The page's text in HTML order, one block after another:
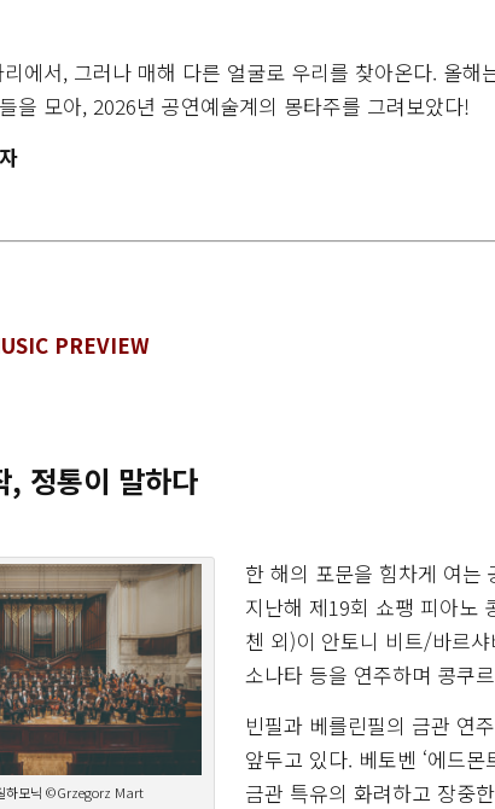
에서, 그러나 매해 다른 얼굴로 우리를 찾아온다. 올해
을 모아, 2026년 공연예술계의 몽타주를 그려보았다!
PREVIEW
, 정통이 말하다
하모닉 ©Grzegorz Mart
한 해의 포문을 힘차게 여는
지난해 제19회 쇼팽 피아노
첸 외)이 안토니 비트/바르
소나타 등을 연주하며 콩쿠
빈필과 베를린필의 금관 연
앞두고 있다. 베토벤 ‘에드몬
금관 특유의 화려하고 장중